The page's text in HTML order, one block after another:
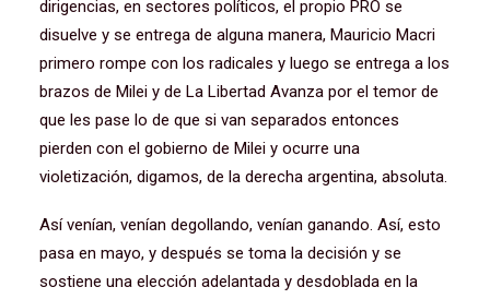
dirigencias, en sectores políticos, el propio PRO se
disuelve y se entrega de alguna manera, Mauricio Macri
primero rompe con los radicales y luego se entrega a los
brazos de Milei y de La Libertad Avanza por el temor de
que les pase lo de que si van separados entonces
pierden con el gobierno de Milei y ocurre una
violetización, digamos, de la derecha argentina, absoluta.
Así venían, venían degollando, venían ganando. Así, esto
pasa en mayo, y después se toma la decisión y se
sostiene una elección adelantada y desdoblada en la